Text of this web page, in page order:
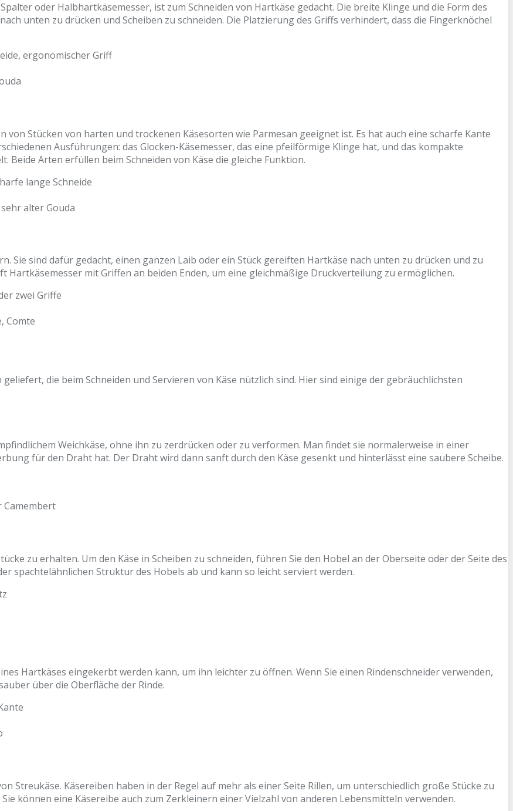
oder Halbhartkäsemesser, ist zum Schneiden von Hartkäse gedacht. Die breite Klinge und die Form des
unten zu drücken und Scheiben zu schneiden. Die Platzierung des Griffs verhindert, dass die Fingerknöchel
ergonomischer Griff
von Stücken von harten und trockenen Käsesorten wie Parmesan geeignet ist. Es hat auch eine scharfe Kante
Ausführungen: das Glocken-Käsemesser, das eine pfeilförmige Klinge hat, und das kompakte
Beide Arten erfüllen beim Schneiden von Käse die gleiche Funktion.
lange Schneide
alter Gouda
Sie sind dafür gedacht, einen ganzen Laib oder ein Stück gereiften Hartkäse nach unten zu drücken und zu
Hartkäsemesser mit Griffen an beiden Enden, um eine gleichmäßige Druckverteilung zu ermöglichen.
zwei Griffe
Comte
die beim Schneiden und Servieren von Käse nützlich sind. Hier sind einige der gebräuchlichsten
Weichkäse, ohne ihn zu zerdrücken oder zu verformen. Man findet sie normalerweise in einer
für den Draht hat. Der Draht wird dann sanft durch den Käse gesenkt und hinterlässt eine saubere Scheibe.
Camembert
zu erhalten. Um den Käse in Scheiben zu schneiden, führen Sie den Hobel an der Oberseite oder der Seite des
spachtelähnlichen Struktur des Hobels ab und kann so leicht serviert werden.
Hartkäses eingekerbt werden kann, um ihn leichter zu öffnen. Wenn Sie einen Rindenschneider verwenden,
über die Oberfläche der Rinde.
Streukäse. Käsereiben haben in der Regel auf mehr als einer Seite Rillen, um unterschiedlich große Stücke zu
können eine Käsereibe auch zum Zerkleinern einer Vielzahl von anderen Lebensmitteln verwenden.